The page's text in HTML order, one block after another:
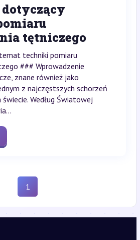
tętniczego
techniki pomiaru
### Wprowadzenie
znane również jako
z najczęstszych schorzeń
świecie. Według Światowej
1